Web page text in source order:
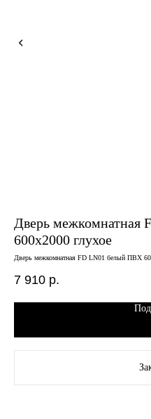
Дверь
600х2000 глухое
Дверь межкомнатная FD LN01 белый ПВХ
7 910 р.